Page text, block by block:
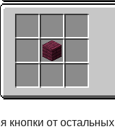
кнопки от остальных